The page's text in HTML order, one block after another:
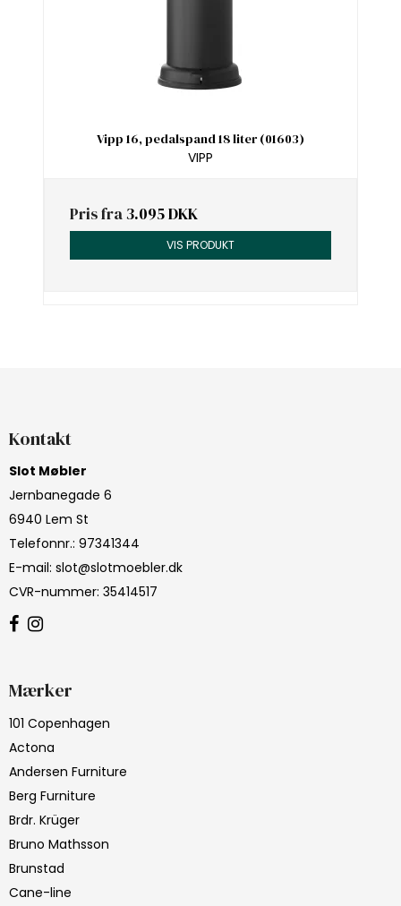
Vipp 16, pedalspand 18 liter (01603)
VIPP
Pris fra3.095 DKK
VIS PRODUKT
Kontakt
Slot Møbler
Jernbanegade 6
6940 Lem St
Telefonnr.: 97341344
E-mail: slot@slotmoebler.dk
CVR-nummer: 35414517
Mærker
101 Copenhagen
Actona
Andersen Furniture
Berg Furniture
Brdr. Krüger
Bruno Mathsson
Brunstad
Cane-line